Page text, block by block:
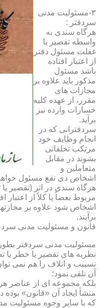
۳-مسئولیت مدنی
سردفتر :
هرگاه سندی به
واسطه تقصیر یا
غفلت مسئول دفتر
از اعتبار افتاده
باشد مسئول
مذکور باید علاوه بر
مجازات های
مقرر، از عهده کلیه
خسارات وارده نیز
برآید.
سردفترانی که در
انجام وظایف خود
مرتکب تخلفاتی
بشوند در مقابل
متعاملین و
اشخاص ذی نفع مسئول
هرگاه سندی در اثر (تقصیر
مربوط بعضاً یا کلاً از
اشخاص شود علاوه بر
برآیند.
قانون و مسئولیت مدنی
مسئولیت مدنی سردفتر بطور
نظریه های تقصیر یا خطر یا
تسبیب و اتلاف را هم نمی
آن تلقی نمود؛
بلکه مجموعه ای از عناصر
منشأ ایجاد آن «قانون»
که با سایر وجوه مسئولیت